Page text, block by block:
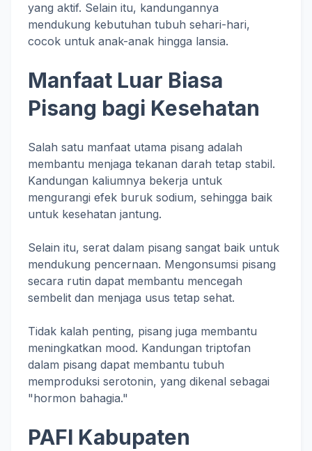
yang aktif. Selain itu, kandungannya
mendukung kebutuhan tubuh sehari-hari,
cocok untuk anak-anak hingga lansia.
Manfaat Luar Biasa
Pisang bagi Kesehatan
Salah satu manfaat utama pisang adalah
membantu menjaga tekanan darah tetap stabil.
Kandungan kaliumnya bekerja untuk
mengurangi efek buruk sodium, sehingga baik
untuk kesehatan jantung.
Selain itu, serat dalam pisang sangat baik untuk
mendukung pencernaan. Mengonsumsi pisang
secara rutin dapat membantu mencegah
sembelit dan menjaga usus tetap sehat.
Tidak kalah penting, pisang juga membantu
meningkatkan mood. Kandungan triptofan
dalam pisang dapat membantu tubuh
memproduksi serotonin, yang dikenal sebagai
"hormon bahagia."
PAFI Kabupaten